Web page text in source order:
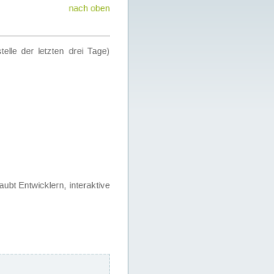
nach oben
der letzten drei Tage)
Entwicklern, interaktive